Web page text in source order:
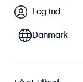
Log ind
Danmark